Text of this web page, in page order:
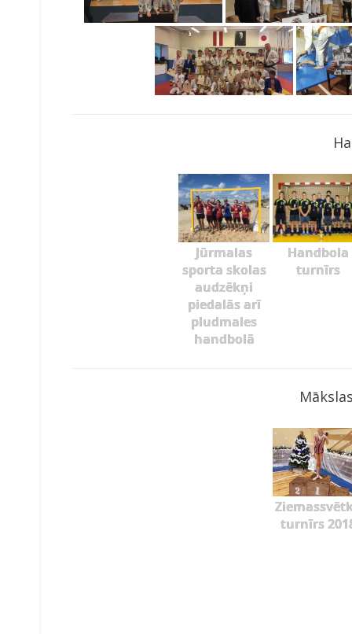
Jūrmalas
sporta skolas
audzēkņi
piedalās arī
pludmales
handbolā
Handbola
turnīrs
turnīrs